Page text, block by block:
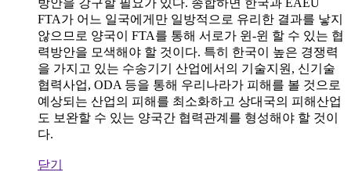
방안을 강구할 필요가 있다. 종합하면 한국과 EAEU
FTA가 어느 일국에게만 일방적으로 유리한 결과를 낳지
않으므로 양국이 FTA를 통해 서로가 윈-윈 할 수 있는 협
력방안을 모색해야 할 것이다. 특히 한국이 높은 경쟁력
을 가지고 있는 수송기기 산업에서의 기술지원, 신기술
협력사업, ODA 등을 통해 우리나라가 피해를 볼 것으로
예상되는 산업의 피해를 최소화하고 상대국의 피해산업
도 보완할 수 있는 양국간 협력관계를 형성해야 할 것이
다.
닫기